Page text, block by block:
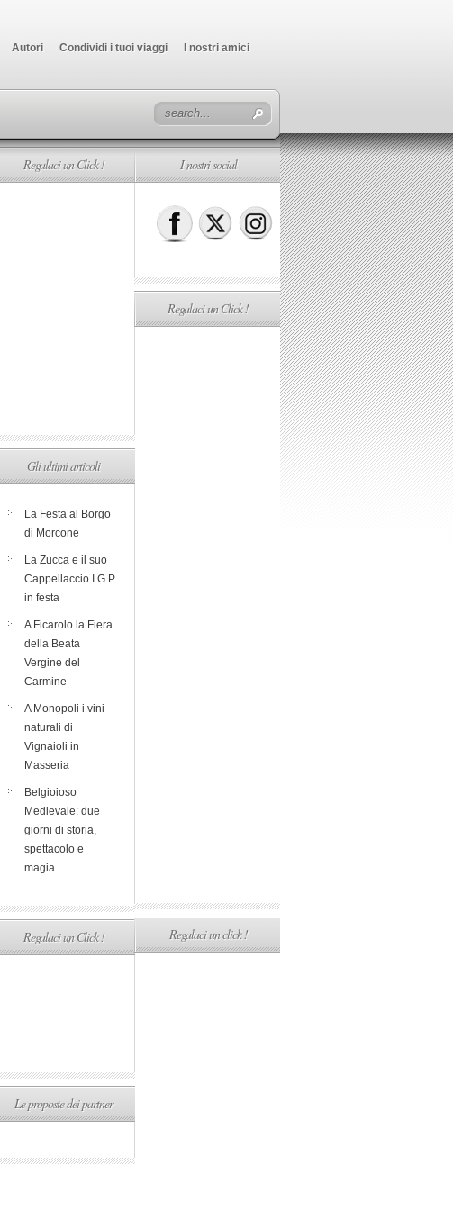
Autori Condividi i tuoi viaggi I nostri amici
Regalaci un Click !
Gli ultimi articoli
La Festa al Borgo
di Morcone
La Zucca e il suo
Cappellaccio I.G.P
in festa
A Ficarolo la Fiera
della Beata
Vergine del
Carmine
A Monopoli i vini
naturali di
Vignaioli in
Masseria
Belgioioso
Medievale: due
giorni di storia,
spettacolo e
magia
Regalaci un Click !
Le proposte dei partner
I nostri social
Regalaci un Click !
Regalaci un click !